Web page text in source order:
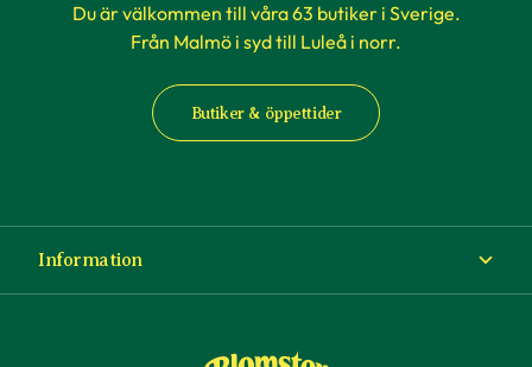
Du är välkommen till våra 63 butiker i Sverige.
Från Malmö i syd till Luleå i norr.
Butiker & öppettider
Information